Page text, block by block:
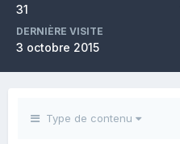
31
DERNIÈRE VISITE
3 octobre 2015
Type de contenu